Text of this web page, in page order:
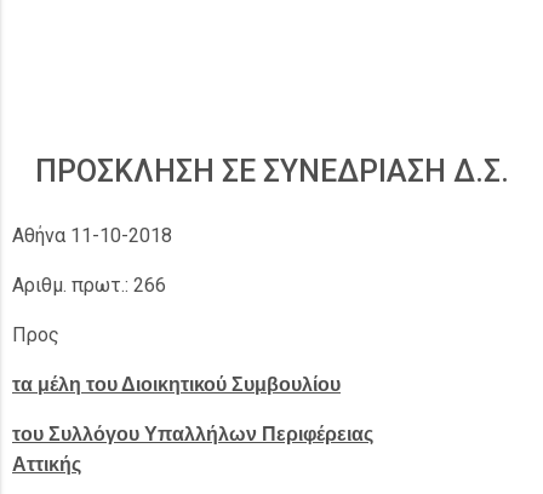
ΠΡΟΣΚΛΗΣΗ ΣΕ ΣΥΝΕΔΡΙΑΣΗ Δ.Σ.
Αθήνα 11-10-2018
Αριθμ. πρωτ.: 266
Προς
τα μέλη του Διοικητικού Συμβουλίου
του Συλλόγου Υπαλλήλων Περιφέρειας
Αττικής